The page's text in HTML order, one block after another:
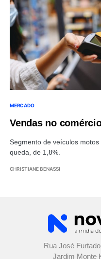
MERCADO
Vendas no
Segmento de veículos
queda, de 1,8%.
CHRISTIANE BENASSI
Rua José
Jardim Monte